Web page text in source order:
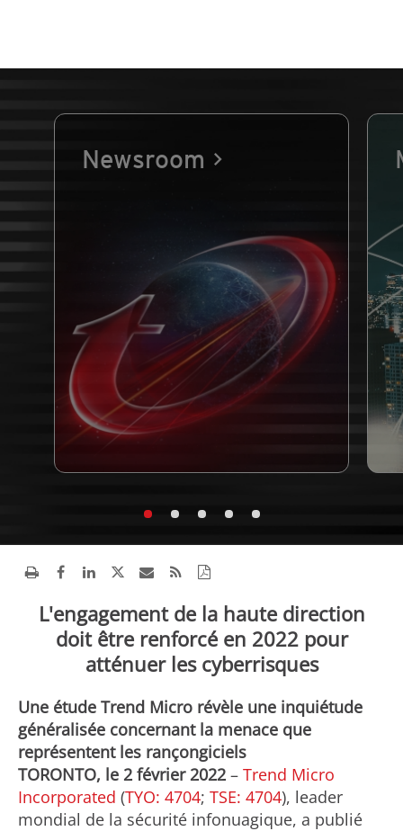
Newsroom
L'engagement de la haute direction
doit être renforcé en 2022 pour
atténuer les cyberrisques
Une étude Trend Micro révèle une inquiétude
généralisée concernant la menace que
représentent les rançongiciels
TORONTO, le 2 février 2022 – Trend Micro
Incorporated (TYO: 4704; TSE: 4704), leader
mondial de la sécurité infonuagique, a publié